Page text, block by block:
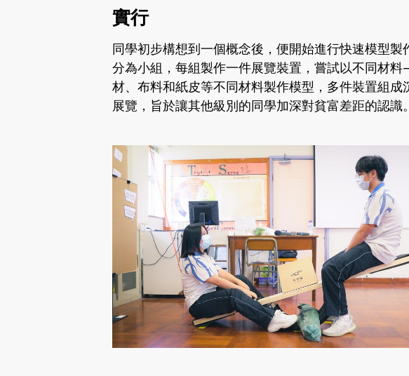
實行
同學初步構想到一個概念後，便開始進行快速模型製
分為小組，每組製作一件展覽裝置，嘗試以不同材
材、布料和紙皮等不同材料製作模型，多件裝置組成
展覽，旨於讓其他級別的同學加深對貧富差距的認識。